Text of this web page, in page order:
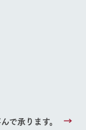
で承ります。